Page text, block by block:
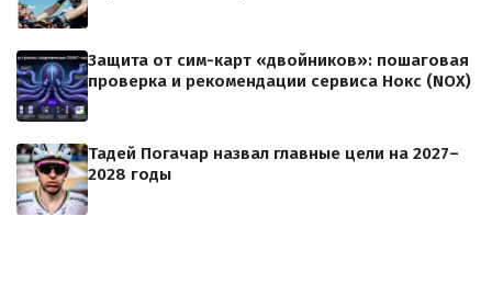
Защита от сим-карт «двойников»: пошаговая
проверка и рекомендации сервиса Нокс (NOX)
Тадей Погачар назвал главные цели на 2027–
2028 годы